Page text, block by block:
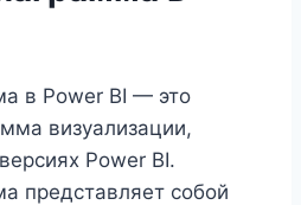
в Power BI — это
визуализации,
Power BI.
представляет собой